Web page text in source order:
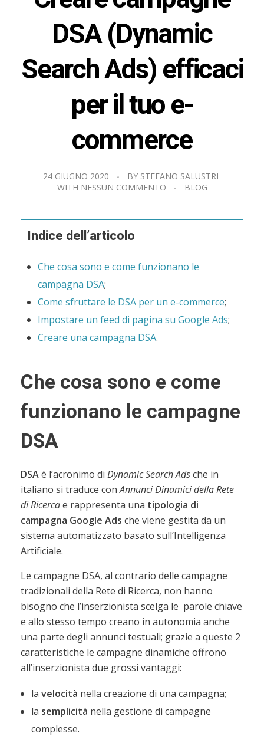
DSA (Dynamic
Search Ads) efficaci
per il tuo e-
commerce
24 GIUGNO 2020 BY STEFANO SALUSTRI
WITH NESSUN COMMENTO BLOG
Indice dell’articolo
Che cosa sono e come funzionano le
campagna DSA;
Come sfruttare le DSA per un e-commerce;
Impostare un feed di pagina su Google Ads;
Creare una campagna DSA.
Che cosa sono e come
funzionano le campagne
DSA
DSAè l’acronimo di Dynamic Search Adsche in
italiano si traduce conAnnunci Dinamici della Rete
di Ricercae rappresenta una tipologia di
campagna Google Ads che viene gestita da un
sistema automatizzato basato sull’Intelligenza
Artificiale.
Le campagne DSA, al contrario delle campagne
tradizionali della Rete di Ricerca, non hanno
bisogno che l’inserzionista scelga le parole chiave
e allo stesso tempo creano in autonomia anche
una parte degli annunci testuali; grazie a queste 2
caratteristiche le campagne dinamiche offrono
all’inserzionista due grossi vantaggi:
la velocità nella creazione di una campagna;
la semplicità nella gestione di campagne
complesse.